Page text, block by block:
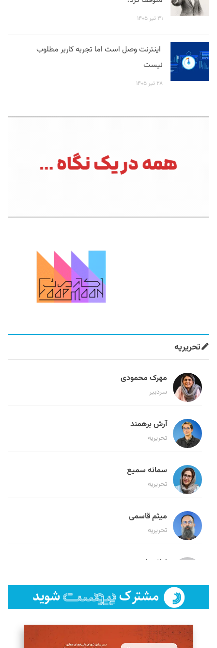
۳۱ تیر ۱۴۰۵
اینترنت وصل است اما تجربه کاربر مطلوب
نیست
۲۸ تیر ۱۴۰۵
تحریریه
مهرک محمودی
سردبیر
آرش برهمند
تحریریه
سمانه سمیع
تحریریه
میثم قاسمی
تحریریه
لیلا حنارود
فائزه فتحی رستمی
تحریریه